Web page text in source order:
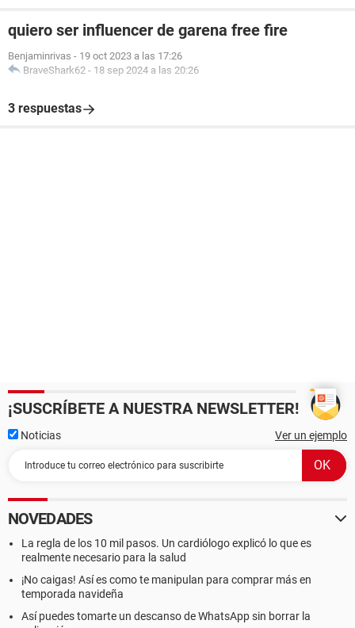
quiero ser influencer de garena free fire
Benjaminrivas - 19 oct 2023 a las 17:26
BraveShark62 - 18 sep 2024 a las 20:26
3 respuestas
¡SUSCRÍBETE A NUESTRA NEWSLETTER!
Noticias Ver un ejemplo
NOVEDADES
La regla de los 10 mil pasos. Un cardiólogo explicó lo que es
realmente necesario para la salud
¡No caigas! Así es como te manipulan para comprar más en
temporada navideña
Así puedes tomarte un descanso de WhatsApp sin borrar la